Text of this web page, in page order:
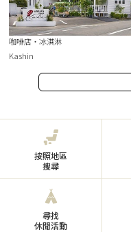
咖啡店・冰淇淋
Kashin
按照地區
搜尋
尋找
休閒活動